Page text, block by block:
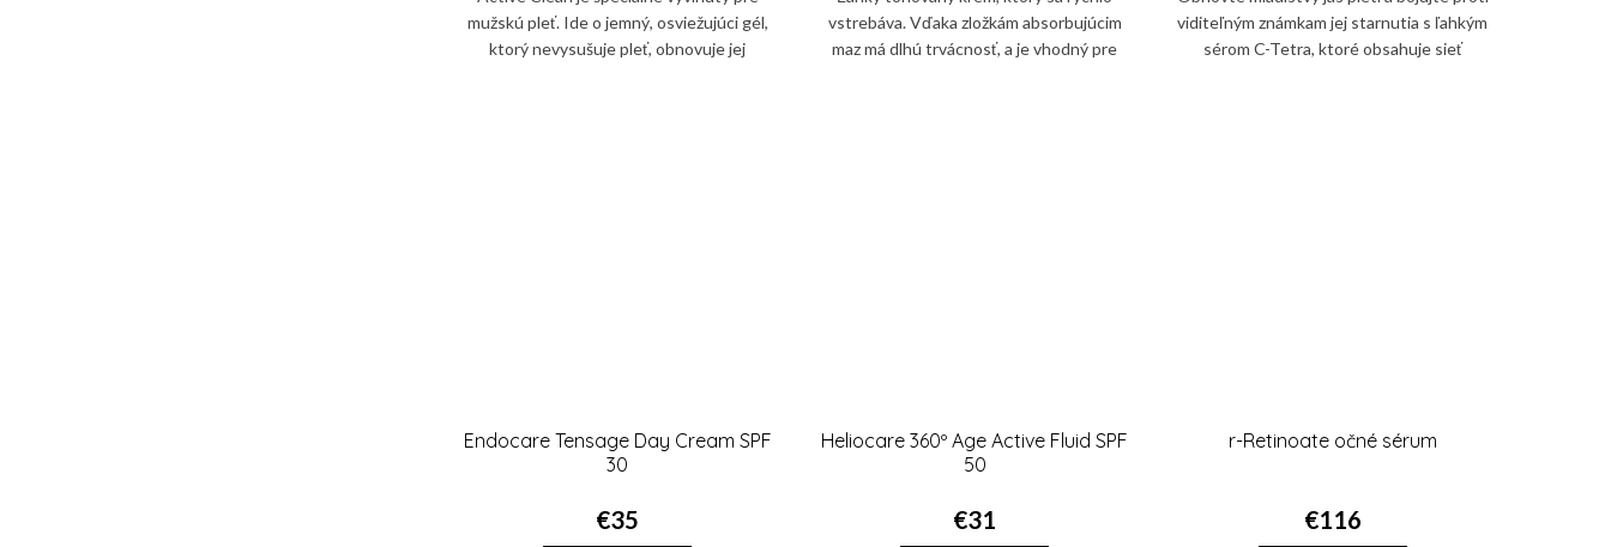
mužskú pleť. Ide o jemný, osviežujúci gél,
ktorý nevysušuje pleť, obnovuje jej
vstrebáva. Vďaka zložkám absorbujúcim
maz má dlhú trvácnosť, a je vhodný pre
viditeľným známkam jej starnutia s ľahkým
sérom C-Tetra, ktoré obsahuje sieť
Endocare Tensage Day Cream SPF
30
€35
Heliocare 360º Age Active Fluid SPF
50
€31
r-Retinoate očné sérum
€116